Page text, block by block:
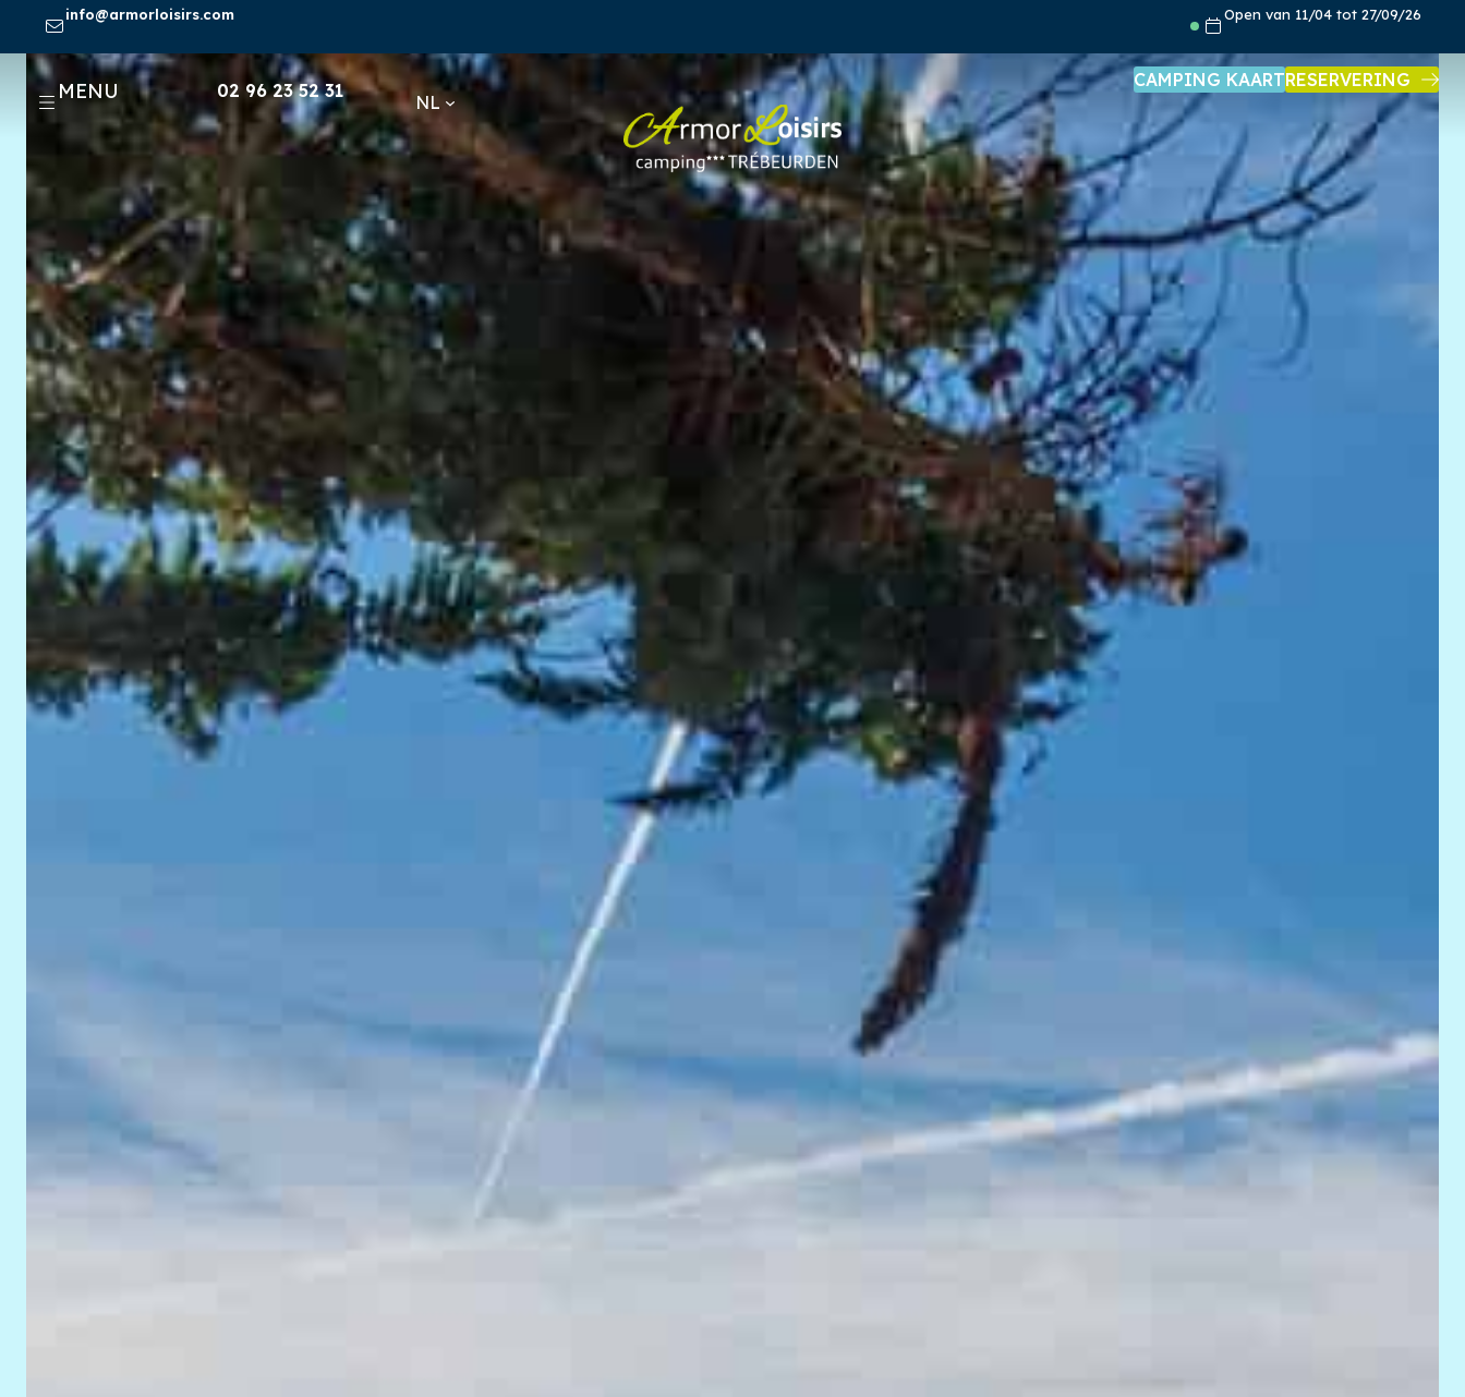
content
info@armorloisirs.com Open van 11/04 tot 27/09/26
MENU 02 96 23 52 31
NL
CAMPING KAARTRESERVERING